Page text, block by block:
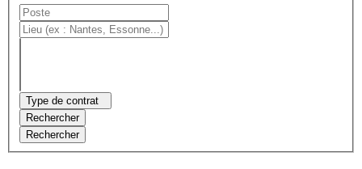
Type de contrat
Rechercher
Rechercher